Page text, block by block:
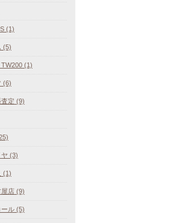
(1)
(5)
(1)
(6)
定 (9)
(3)
(1)
店 (9)
ル (5)